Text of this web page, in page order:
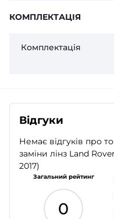
КОМПЛЕКТАЦІЯ
Комплектація
Відгуки
Немає відгуків про
заміни лінз Land
2017)
Загальний рейтинг
0